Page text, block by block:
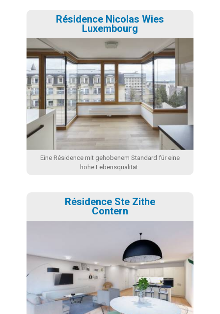
Résidence Nicolas Wies
Luxembourg
Eine Résidence mit gehobenem Standard für eine
hohe Lebensqualität.
Résidence Ste Zithe
Contern